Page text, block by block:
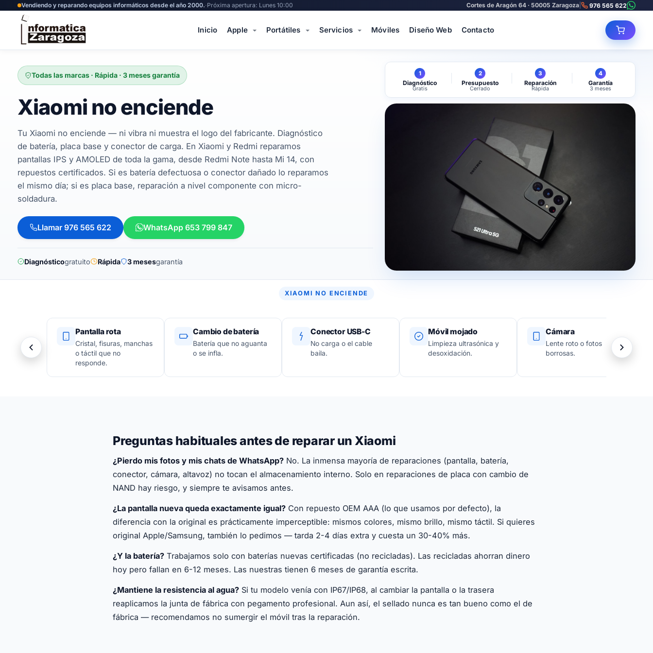
Vendiendo y reparando equipos informáticos desde el año 2000.·Próxima apertura: Lunes 10:00 Cortes de Aragón 64 · 50005 Zaragoza 976 565 622
Inicio Apple Portátiles Servicios Móviles Diseño Web Contacto
Todas las marcas · Rápida · 3 meses garantía
Xiaomi no enciende
Tu Xiaomi no enciende — ni vibra ni muestra el logo del fabricante. Diagnóstico
de batería, placa base y conector de carga. En Xiaomi y Redmi reparamos
pantallas IPS y AMOLED de toda la gama, desde Redmi Note hasta Mi 14, con
repuestos certificados. Si es batería defectuosa o conector dañado lo reparamos
el mismo día; si es placa base, reparación a nivel componente con micro-
soldadura.
Llamar 976 565 622 WhatsApp 653 799 847
Diagnósticogratuito Rápida 3 mesesgarantía
1
Diagnóstico
Gratis
2
Presupuesto
Cerrado
3
Reparación
Rápida
4
Garantía
3 meses
XIAOMI NO ENCIENDE
Pantalla rota
Cristal, fisuras, manchas
o táctil que no
responde.
Cambio de batería
Batería que no aguanta
o se infla.
Conector USB-C
No carga o el cable
baila.
Móvil mojado
Limpieza ultrasónica y
desoxidación.
Cámara
Lente roto o fotos
borrosas.
Preguntas habituales antes de reparar un Xiaomi
¿Pierdo mis fotos y mis chats de WhatsApp? No. La inmensa mayoría de reparaciones (pantalla, batería,
conector, cámara, altavoz) no tocan el almacenamiento interno. Solo en reparaciones de placa con cambio de
NAND hay riesgo, y siempre te avisamos antes.
¿La pantalla nueva queda exactamente igual? Con repuesto OEM AAA (lo que usamos por defecto), la
diferencia con la original es prácticamente imperceptible: mismos colores, mismo brillo, mismo táctil. Si quieres
original Apple/Samsung, también lo pedimos — tarda 2-4 días extra y cuesta un 30-40% más.
¿Y la batería? Trabajamos solo con baterías nuevas certificadas (no recicladas). Las recicladas ahorran dinero
hoy pero fallan en 6-12 meses. Las nuestras tienen 6 meses de garantía escrita.
¿Mantiene la resistencia al agua? Si tu modelo venía con IP67/IP68, al cambiar la pantalla o la trasera
reaplicamos la junta de fábrica con pegamento profesional. Aun así, el sellado nunca es tan bueno como el de
fábrica — recomendamos no sumergir el móvil tras la reparación.